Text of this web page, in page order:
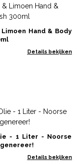
Limoen Hand & Body
Details bekijken
- 1 Liter - Noorse
Details bekijken